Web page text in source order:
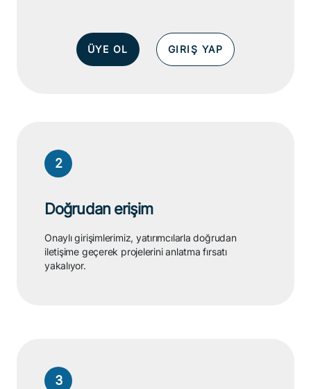
ÜYE OL GIRIŞ YAP
2
Doğrudan erişim
3